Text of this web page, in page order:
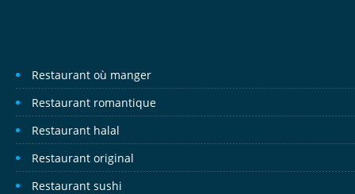
Restaurant où manger
Restaurant romantique
Restaurant halal
Restaurant original
Restaurant sushi